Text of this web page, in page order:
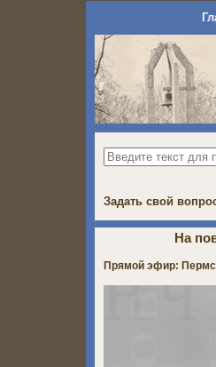
Задать свой
На
Прямой эфир: